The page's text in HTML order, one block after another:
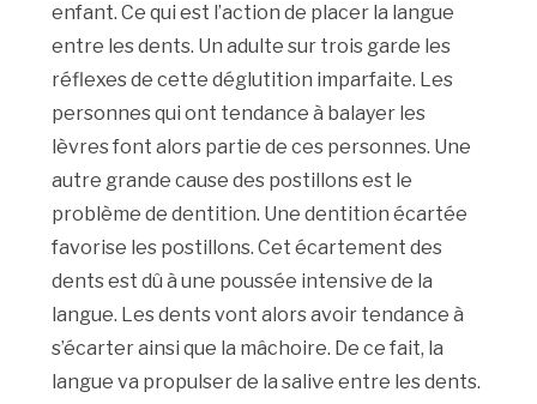
enfant. Ce qui est l’action de placer la langue
entre les dents. Un adulte sur trois garde les
réflexes de cette déglutition imparfaite. Les
personnes qui ont tendance à balayer les
lèvres font alors partie de ces personnes. Une
autre grande cause des postillons est le
problème de dentition. Une dentition écartée
favorise les postillons. Cet écartement des
dents est dû à une poussée intensive de la
langue. Les dents vont alors avoir tendance à
s’écarter ainsi que la mâchoire. De ce fait, la
langue va propulser de la salive entre les dents.